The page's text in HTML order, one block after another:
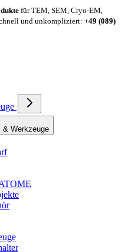
für TEM, SEM, Cryo-EM,
und unkompliziert: +49 (089)
& Werkzeuge